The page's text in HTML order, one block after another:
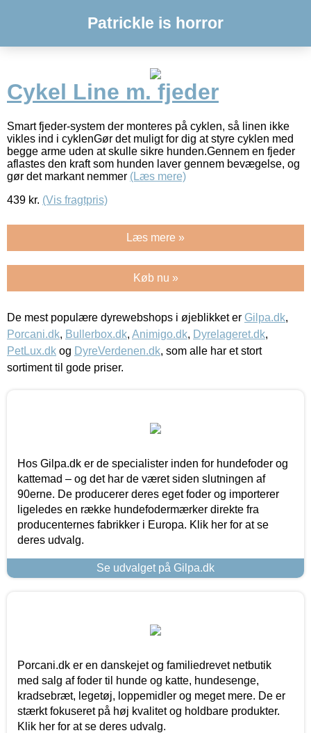
Patrickle is horror
Cykel Line m. fjeder
Smart fjeder-system der monteres på cyklen, så linen ikke
vikles ind i cyklenGør det muligt for dig at styre cyklen med
begge arme uden at skulle sikre hunden.Gennem en fjeder
aflastes den kraft som hunden laver gennem bevægelse, og
gør det markant nemmer (Læs mere)
439 kr. (Vis fragtpris)
Læs mere »
Køb nu »
De mest populære dyrewebshops i øjeblikket er Gilpa.dk,
Porcani.dk, Bullerbox.dk, Animigo.dk, Dyrelageret.dk,
PetLux.dk og DyreVerdenen.dk, som alle har et stort
sortiment til gode priser.
Hos Gilpa.dk er de specialister inden for hundefoder og
kattemad – og det har de været siden slutningen af
90erne. De producerer deres eget foder og importerer
ligeledes en række hundefodermærker direkte fra
producenternes fabrikker i Europa. Klik her for at se
deres udvalg.
Se udvalget på Gilpa.dk
Porcani.dk er en danskejet og familiedrevet netbutik
med salg af foder til hunde og katte, hundesenge,
kradsebræt, legetøj, loppemidler og meget mere. De er
stærkt fokuseret på høj kvalitet og holdbare produkter.
Klik her for at se deres udvalg.